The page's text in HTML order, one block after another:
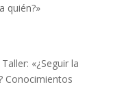
quién?»
«¿Seguir la
Conocimientos